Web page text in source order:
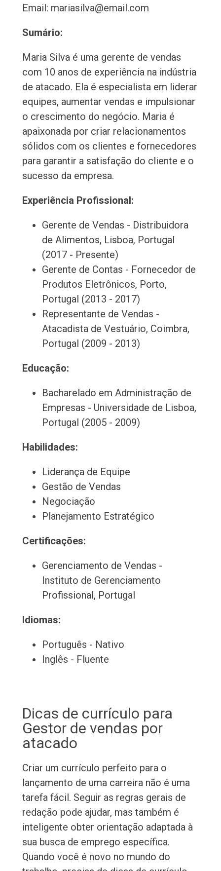
Email: mariasilva@email.com
Sumário:
Maria Silva é uma gerente de vendas
com 10 anos de experiência na indústria
de atacado. Ela é especialista em liderar
equipes, aumentar vendas e impulsionar
o crescimento do negócio. Maria é
apaixonada por criar relacionamentos
sólidos com os clientes e fornecedores
para garantir a satisfação do cliente e o
sucesso da empresa.
Experiência Profissional:
Gerente de Vendas - Distribuidora
de Alimentos, Lisboa, Portugal
(2017 - Presente)
Gerente de Contas - Fornecedor de
Produtos Eletrônicos, Porto,
Portugal (2013 - 2017)
Representante de Vendas -
Atacadista de Vestuário, Coimbra,
Portugal (2009 - 2013)
Educação:
Bacharelado em Administração de
Empresas - Universidade de Lisboa,
Portugal (2005 - 2009)
Habilidades:
Liderança de Equipe
Gestão de Vendas
Negociação
Planejamento Estratégico
Certificações:
Gerenciamento de Vendas -
Instituto de Gerenciamento
Profissional, Portugal
Idiomas:
Português - Nativo
Inglês - Fluente
Dicas de currículo para
Gestor de vendas por
atacado
Criar um currículo perfeito para o
lançamento de uma carreira não é uma
tarefa fácil. Seguir as regras gerais de
redação pode ajudar, mas também é
inteligente obter orientação adaptada à
sua busca de emprego específica.
Quando você é novo no mundo do